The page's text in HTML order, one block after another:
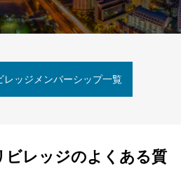
レッジメンバーシップ一覧
ビレッジのよくある質